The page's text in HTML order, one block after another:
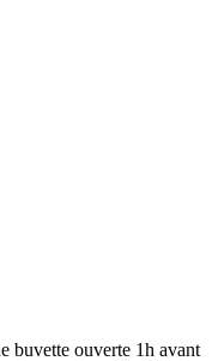
buvette ouverte 1h avant